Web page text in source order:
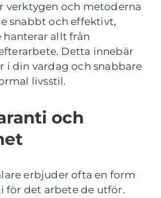
verktygen och metoderna
snabbt och effektivt,
allt från
Detta innebär
i din vardag och snabbare
livsstil.
och
erbjuder ofta en form
för det arbete de utför.